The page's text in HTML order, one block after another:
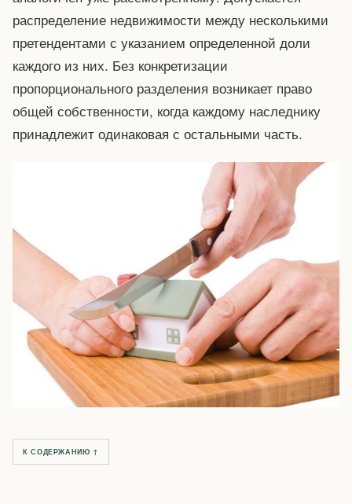
распределение недвижимости между несколькими
претендентами с указанием определенной доли
каждого из них. Без конкретизации
пропорционального разделения возникает право
общей собственности, когда каждому наследнику
принадлежит одинаковая с остальными часть.
К СОДЕРЖАНИЮ ↑